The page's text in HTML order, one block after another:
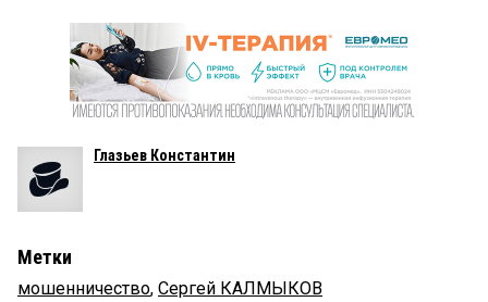
Глазьев Константин
Метки
мошенничество, Сергей КАЛМЫКОВ